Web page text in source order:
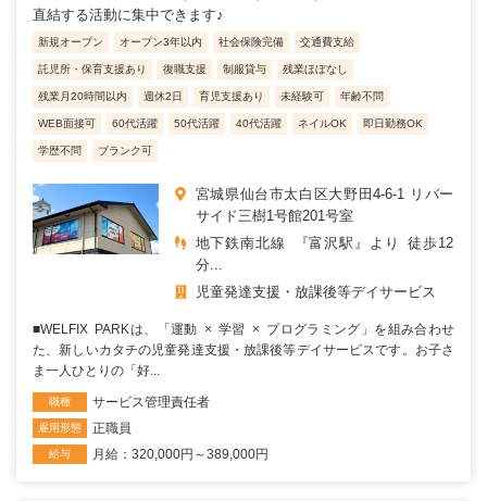
直結する活動に集中できます♪
新規オープン オープン3年以内 社会保険完備 交通費支給
託児所・保育支援あり 復職支援 制服貸与 残業ほぼなし
残業月20時間以内 週休2日 育児支援あり 未経験可 年齢不問
WEB面接可 60代活躍 50代活躍 40代活躍 ネイルOK 即日勤務OK
学歴不問 ブランク可
宮城県仙台市太白区大野田4-6-1 リバー
サイド三樹1号館201号室
地下鉄南北線 『富沢駅』より 徒歩12
分...
児童発達支援・放課後等デイサービス
■WELFIX PARKは、「運動 × 学習 × プログラミング」を組み合わせ
た、新しいカタチの児童発達支援・放課後等デイサービスです。お子さ
ま一人ひとりの「好...
職種 サービス管理責任者
雇用形態 正職員
給与 月給：320,000円～389,000円